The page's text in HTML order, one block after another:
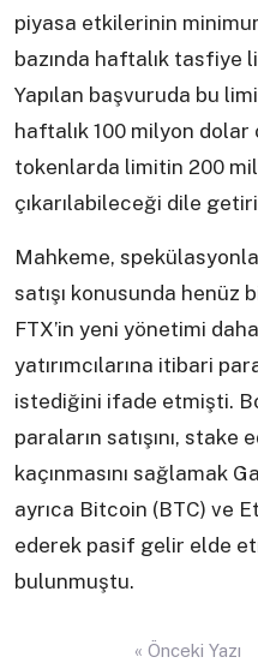
piyasa etkilerinin
bazında haftalık tasfiye
Yapılan başvuruda bu
haftalık 100 milyon
tokenlarda limitin 200
çıkarılabileceği dile
Mahkeme,
satışı konusunda henüz
FTX’in yeni yönetimi
yatırımcılarına itibari
istediğini ifade etmişti.
paraların satışını,
kaçınmasını sağlamak
ayrıca Bitcoin (BTC) ve
ederek pasif gelir elde
bulunmuştu.
« Önceki Yazı